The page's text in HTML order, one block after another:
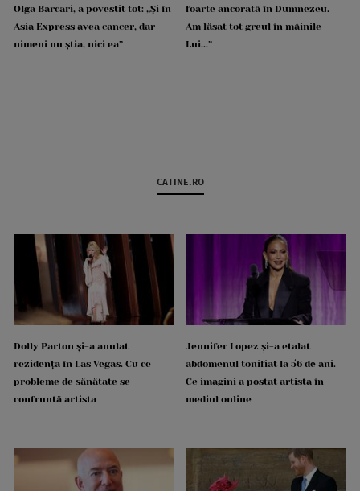
Olga Barcari, a povestit tot: „Și în
Asia Express avea cancer, dar
nimeni nu știa, nici ea”
foarte ancorată în Dumnezeu.
Am lăsat tot greul în mâinile
Lui...”
CATINE.RO
Dolly Parton și-a anulat
rezidența în Las Vegas. Cu ce
probleme de sănătate se
confruntă artista
Jennifer Lopez și-a etalat
abdomenul tonifiat la 56 de ani.
Ce imagini a postat artista în
mediul online